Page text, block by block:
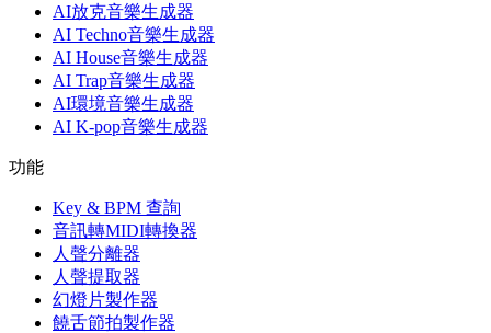
AI放克音樂生成器
AI Techno音樂生成器
AI House音樂生成器
AI Trap音樂生成器
AI環境音樂生成器
AI K-pop音樂生成器
功能
Key & BPM 查詢
音訊轉MIDI轉換器
人聲分離器
人聲提取器
幻燈片製作器
饒舌節拍製作器